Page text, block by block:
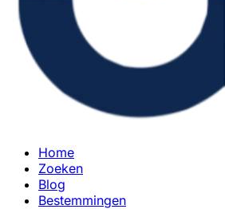
Home
Zoeken
Blog
Bestemmingen